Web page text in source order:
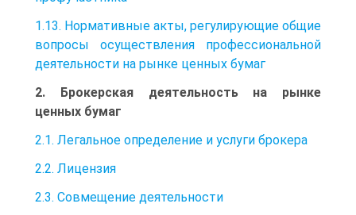
1.13. Нормативные акты, регулирующие общие
вопросы осуществления профессиональной
деятельности на рынке ценных бумаг
2. Брокерская деятельность на рынке
ценных бумаг
2.1. Легальное определение и услуги брокера
2.2. Лицензия
2.3. Совмещение деятельности